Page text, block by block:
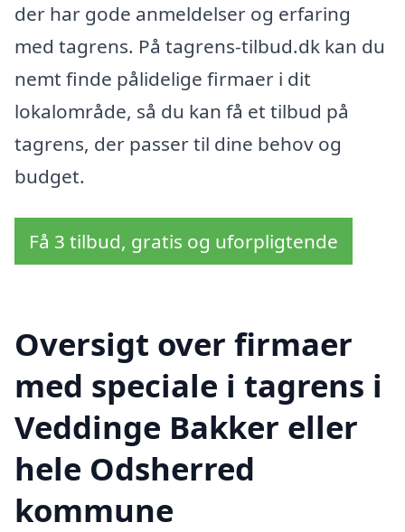
der har gode anmeldelser og erfaring
med tagrens. På tagrens-tilbud.dk kan du
nemt finde pålidelige firmaer i dit
lokalområde, så du kan få et tilbud på
tagrens, der passer til dine behov og
budget.
Få 3 tilbud, gratis og uforpligtende
Oversigt over firmaer
med speciale i tagrens i
Veddinge Bakker eller
hele Odsherred
kommune